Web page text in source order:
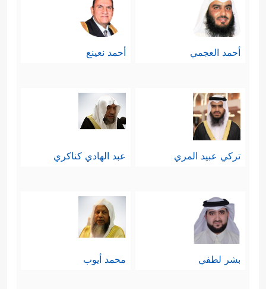
أحمد العجمي أحمد نعينع
تركي عبيد المري عبد الهادي كناكري
بشر لطفي محمد أيوب